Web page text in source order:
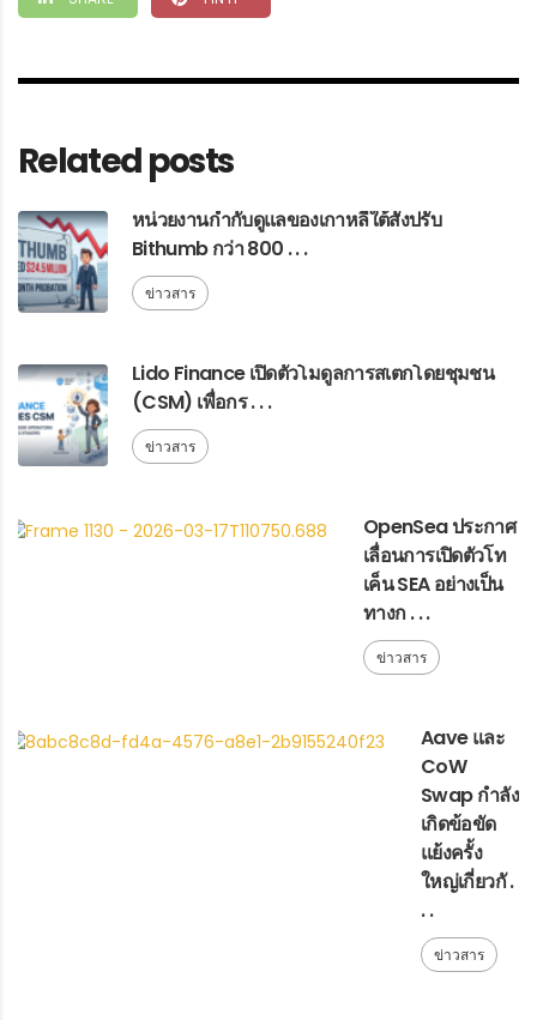
Related posts
หน่วยงานกำกับดูแลของเกาหลีใต้สั่งปรับ
Bithumb กว่า 800 . . .
ข่าวสาร
Lido Finance เปิดตัวโมดูลการสเตกโดยชุมชน
(CSM) เพื่อกร . . .
ข่าวสาร
OpenSea ประกาศ
เลื่อนการเปิดตัวโท
เค็น SEA อย่างเป็น
ทางก . . .
ข่าวสาร
Aave และ
CoW
Swap กำลัง
เกิดข้อขัด
แย้งครั้ง
ใหญ่เกี่ยวกั .
. .
ข่าวสาร